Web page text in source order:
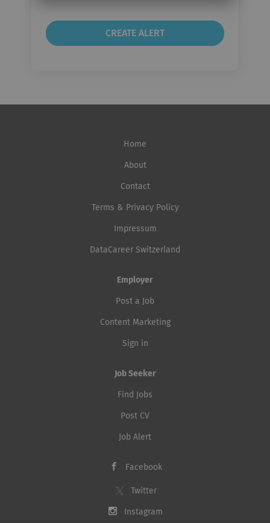
Home
About
Contact
Terms & Privacy Policy
Impressum
DataCareer Switzerland
Employer
Post a Job
Content Marketing
Sign in
Job Seeker
Find Jobs
Post CV
Job Alert
Facebook
Twitter
Instagram